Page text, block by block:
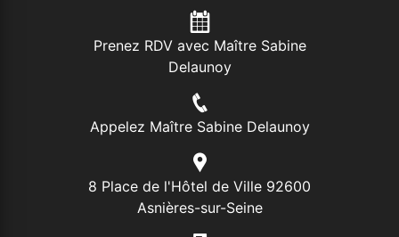
Prenez RDV avec Maître Sabine
Delaunoy
Appelez Maître Sabine Delaunoy
8 Place de l'Hôtel de Ville 92600
Asnières-sur-Seine